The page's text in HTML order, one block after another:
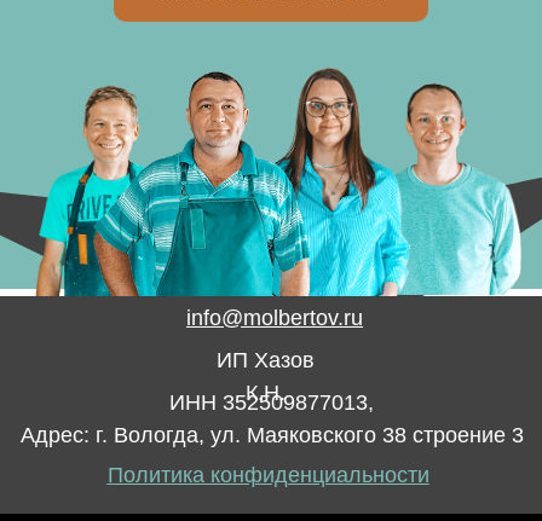
ИП Хазов
К.Н.
ИНН 352509877013,
Адрес: г. Вологда, ул. Маяковского 38 строение 3
Политика конфиденциальности
info@molbertov.ru